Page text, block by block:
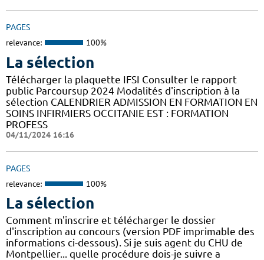
PAGES
relevance: 100%
La sélection
Télécharger la plaquette IFSI Consulter le rapport
public Parcoursup 2024 Modalités d'inscription à la
sélection CALENDRIER ADMISSION EN FORMATION EN
SOINS INFIRMIERS OCCITANIE EST : FORMATION
PROFESS
04/11/2024 16:16
PAGES
relevance: 100%
La sélection
Comment m'inscrire et télécharger le dossier
d'inscription au concours (version PDF imprimable des
informations ci-dessous). Si je suis agent du CHU de
Montpellier... quelle procédure dois-je suivre a